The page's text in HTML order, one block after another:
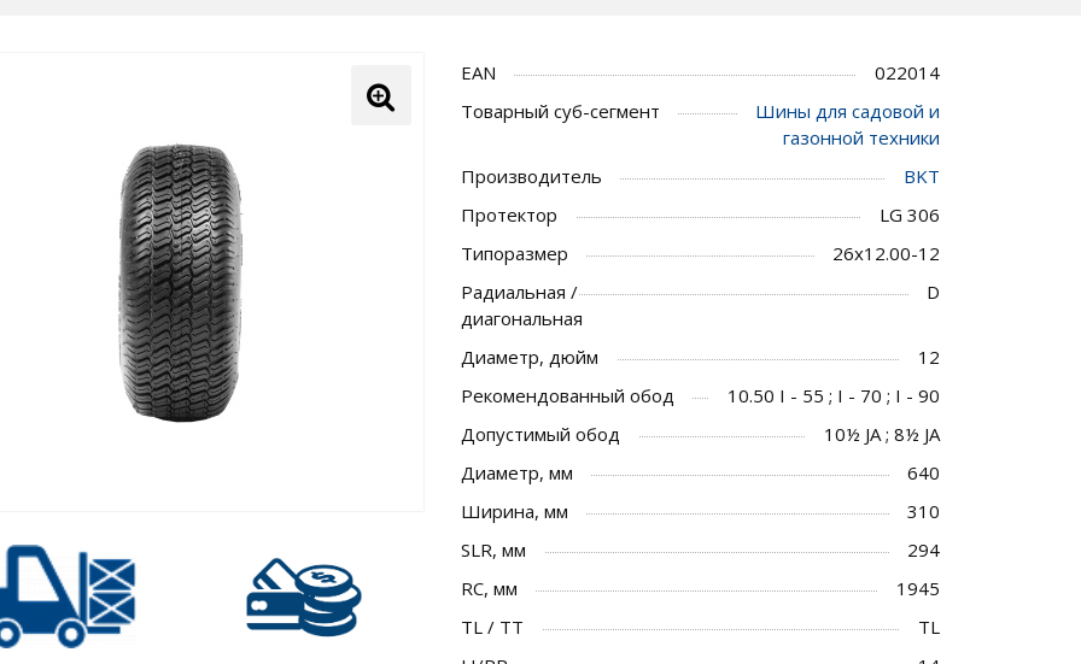
EAN
022014
Товарный суб-сегмент
Шины для садовой и
газонной техники
Производитель
BKT
Протектор
LG 306
Типоразмер
26x12.00-12
Радиальная /
диагональная
D
Диаметр, дюйм
12
Рекомендованный обод
10.50 I - 55 ; I - 70 ; I - 90
Допустимый обод
10½ JA ; 8½ JA
Диаметр, мм
640
Ширина, мм
310
SLR, мм
294
RC, мм
1945
TL / TT
TL